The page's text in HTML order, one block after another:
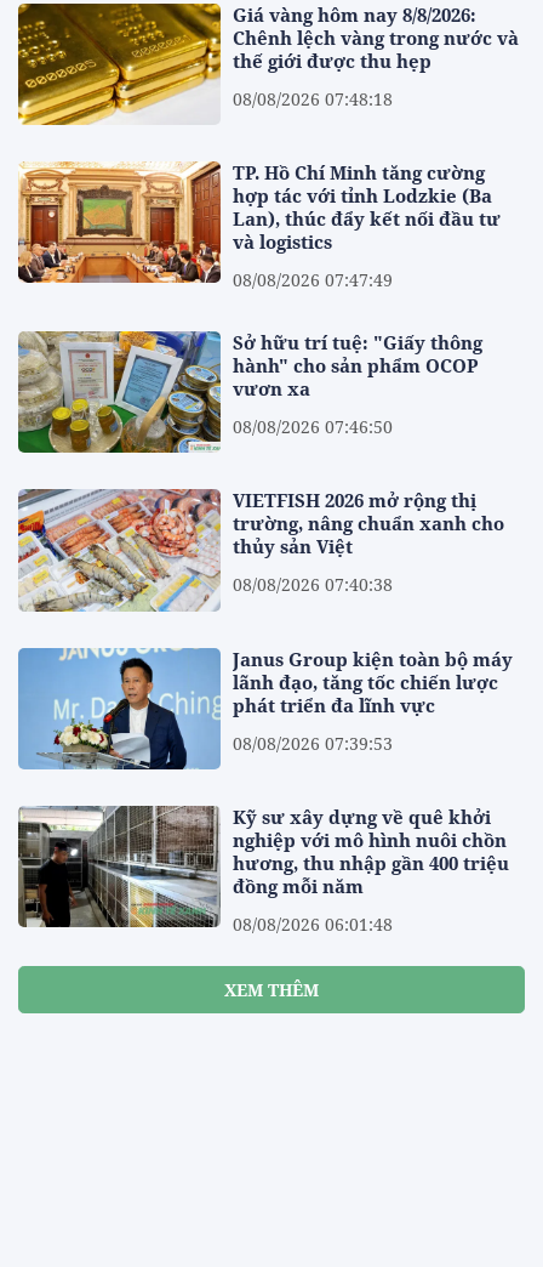
Giá vàng hôm nay 8/8/2026:
Chênh lệch vàng trong nước và
thế giới được thu hẹp
08/08/2026 07:48:18
TP. Hồ Chí Minh tăng cường
hợp tác với tỉnh Lodzkie (Ba
Lan), thúc đẩy kết nối đầu tư
và logistics
08/08/2026 07:47:49
Sở hữu trí tuệ: "Giấy thông
hành" cho sản phẩm OCOP
vươn xa
08/08/2026 07:46:50
VIETFISH 2026 mở rộng thị
trường, nâng chuẩn xanh cho
thủy sản Việt
08/08/2026 07:40:38
Janus Group kiện toàn bộ máy
lãnh đạo, tăng tốc chiến lược
phát triển đa lĩnh vực
08/08/2026 07:39:53
Kỹ sư xây dựng về quê khởi
nghiệp với mô hình nuôi chồn
hương, thu nhập gần 400 triệu
đồng mỗi năm
08/08/2026 06:01:48
XEM THÊM